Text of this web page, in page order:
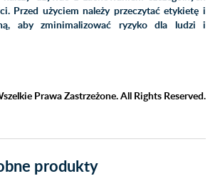
Przed użyciem należy przeczytać etykietę i
aby zminimalizować ryzyko dla ludzi i
Prawa Zastrzeżone. All Rights Reserved.
produkty